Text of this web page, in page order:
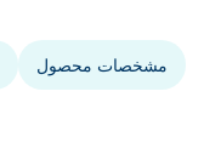
مشخصات محصول